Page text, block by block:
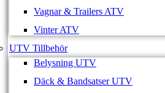
Vagnar & Trailers ATV
Vinter ATV
UTV Tillbehör
Belysning UTV
Däck & Bandsatser UTV